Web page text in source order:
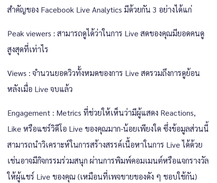
สำคัญของ Facebook Live Analytics มีด้วยกัน 3 อย่างได้แก่
Peak viewers : สามารถดูได้ว่าในการ Live สดของคุณมียอดคนดู
สูงสุดที่เท่าไร
Views : จำนวนยอดวิวทั้งหมดของการ Live สดรวมถึงการดูย้อน
หลังเมื่อ Live จบแล้ว
Engagement : Metrics ที่ช่วยให้เห็นว่ามีผู้แสดง Reactions,
Like หรือแชร์วิดีโอ Live ของคุณมาก-น้อยเพียงใด ซึ่งข้อมูลส่วนนี้
สามารถนำวิเคราะห์ในการสร้างสรรค์เนื้อหาในการ Live ได้ด้วย
เช่นอาจมีกิจกรรมร่วมสนุก ผ่านการพิมพ์คอมเมนต์หรือแจกรางวัล
ให้ผู้แชร์ Live ของคุณ (เหมือนที่เพจขายของดัง ๆ ชอบใช้กัน)